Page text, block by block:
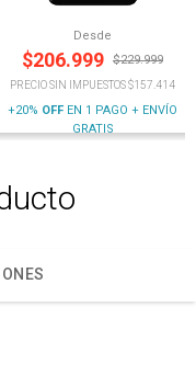
Desde
$206.999 $229.999
PRECIO SIN IMPUESTOS $157.414
+20% OFF EN 1 PAGO + ENVÍO
GRATIS